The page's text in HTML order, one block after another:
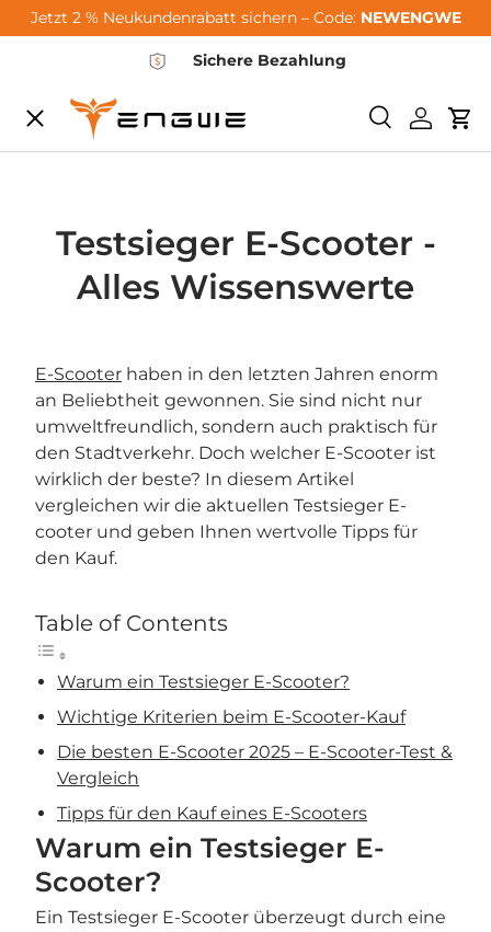
Passer au contenu
Jetzt 2 % Neukundenrabatt sichern – Code: NEWENGWE
Sichere Bezahlung
Recherche
Se
Menu
City-Sale
E-Bikes
Community
Support
Testsieger E-Scooter -
Alles Wissenswerte
E-Scooter haben in den letzten Jahren enorm
an Beliebtheit gewonnen. Sie sind nicht nur
umweltfreundlich, sondern auch praktisch für
den Stadtverkehr. Doch welcher E-Scooter ist
wirklich der beste? In diesem Artikel
vergleichen wir die aktuellen Testsieger E-
cooter und geben Ihnen wertvolle Tipps für
den Kauf.
Table of Contents
Warum ein Testsieger E-Scooter?
Wichtige Kriterien beim E-Scooter-Kauf
Die besten E-Scooter 2025 – E-Scooter-Test &
Vergleich
Tipps für den Kauf eines E-Scooters
Warum ein Testsieger E-
Scooter?
Ein Testsieger E-Scooter überzeugt durch eine